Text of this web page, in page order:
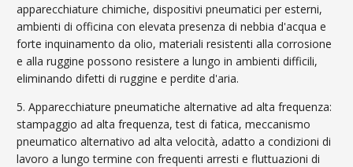
apparecchiature chimiche, dispositivi pneumatici per esterni,
ambienti di officina con elevata presenza di nebbia d'acqua e
forte inquinamento da olio, materiali resistenti alla corrosione
e alla ruggine possono resistere a lungo in ambienti difficili,
eliminando difetti di ruggine e perdite d'aria.
5. Apparecchiature pneumatiche alternative ad alta frequenza:
stampaggio ad alta frequenza, test di fatica, meccanismo
pneumatico alternativo ad alta velocità, adatto a condizioni di
lavoro a lungo termine con frequenti arresti e fluttuazioni di